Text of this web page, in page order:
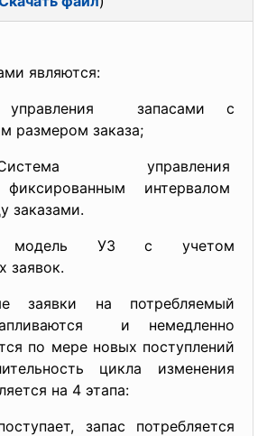
являются:
запасами с
размером заказа;
управления
интервалом
заказами.
модель УЗ с учетом
заявок.
заявки на потребляемый
и немедленно
по мере новых поступлений
цикла изменения
на 4 этапа:
запас потребляется